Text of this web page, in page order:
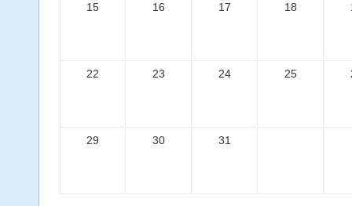
15 16 17 18
22 23 24 25
29 30 31